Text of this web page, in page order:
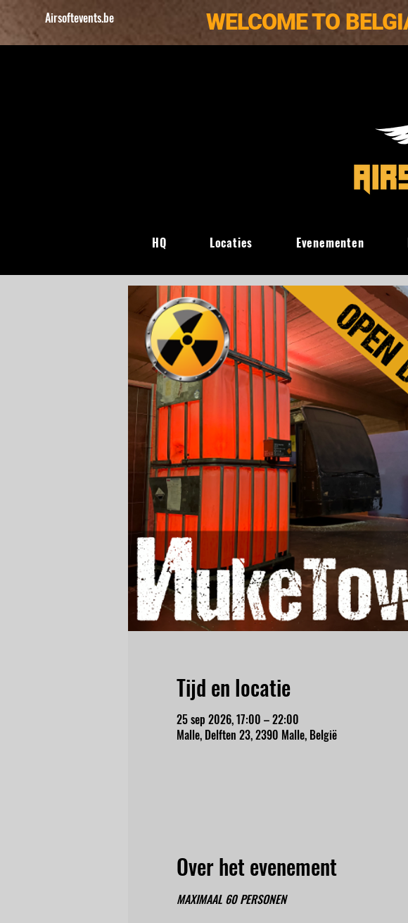
Airsoftevents.be WELCOME TO
Tijd en locatie
25 sep 2026, 17:00 – 22:00
Malle, Delften 23, 2390 Malle, België
Over het evenement
MAXIMAAL 60 PERSONEN
HQ Locaties Evenementen